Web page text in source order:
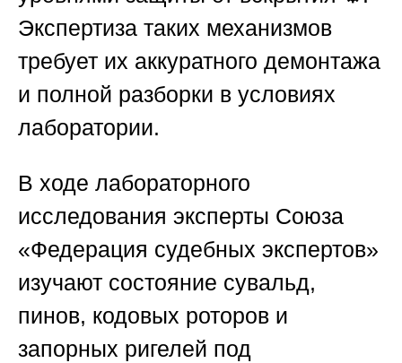
Экспертиза таких механизмов
требует их аккуратного демонтажа
и полной разборки в условиях
лаборатории.
В ходе лабораторного
исследования эксперты Союза
«Федерация судебных экспертов»
изучают состояние сувальд,
пинов, кодовых роторов и
запорных ригелей под